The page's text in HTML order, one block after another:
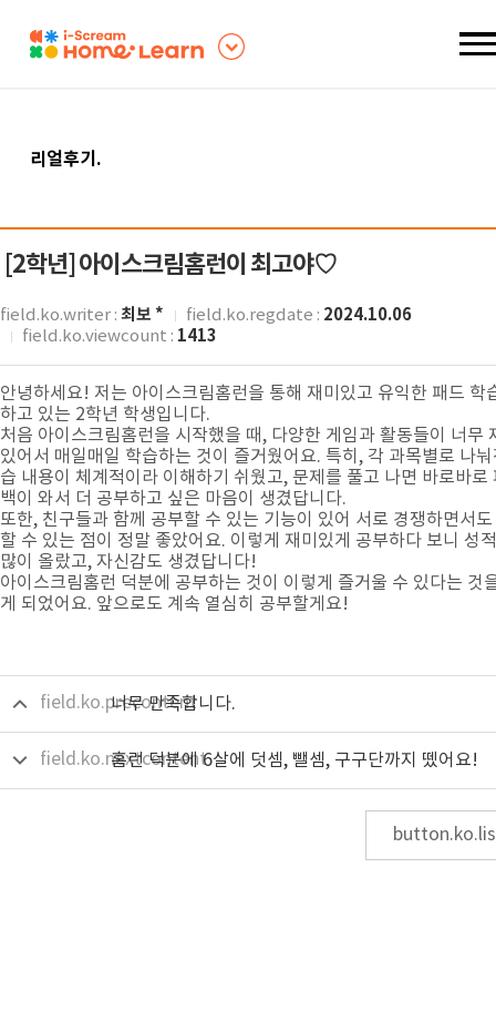
리얼후기 .
[2학년] 아이스크림홈런이 최고야♡
field.ko.writer : 최보 * field.ko.regdate : 2024.10.06
field.ko.viewcount : 1413
안녕하세요! 저는 아이스크림홈런을 통해 재미있고 유익한 패드 학
하고 있는 2학년 학생입니다.
처음 아이스크림홈런을 시작했을 때, 다양한 게임과 활동들이 너무
있어서 매일매일 학습하는 것이 즐거웠어요. 특히, 각 과목별로 나
습 내용이 체계적이라 이해하기 쉬웠고, 문제를 풀고 나면 바로바로
백이 와서 더 공부하고 싶은 마음이 생겼답니다.
또한, 친구들과 함께 공부할 수 있는 기능이 있어 서로 경쟁하면서
할 수 있는 점이 정말 좋았어요. 이렇게 재미있게 공부하다 보니 성
많이 올랐고, 자신감도 생겼답니다!
아이스크림홈런 덕분에 공부하는 것이 이렇게 즐거울 수 있다는 것
게 되었어요. 앞으로도 계속 열심히 공부할게요!
field.ko.precontent
너무 만족합니다.
field.ko.nextcontent
홈런 덕분에 6살에 덧셈, 뺄셈, 구구단까지 뗐어요!